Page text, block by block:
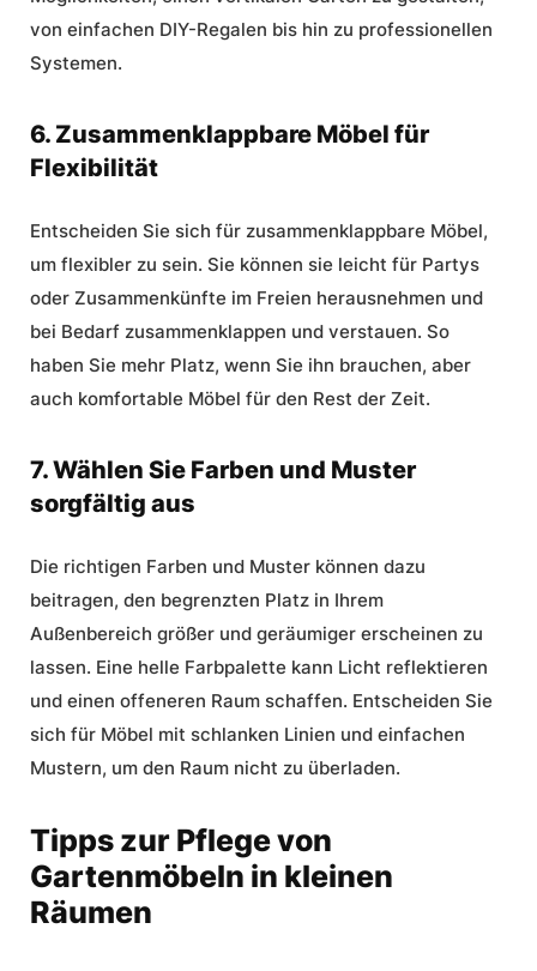
von einfachen DIY-Regalen bis hin zu professionellen
Systemen.
6. Zusammenklappbare Möbel für
Flexibilität
Entscheiden Sie sich für zusammenklappbare Möbel,
um flexibler zu sein. Sie können sie leicht für Partys
oder Zusammenkünfte im Freien herausnehmen und
bei Bedarf zusammenklappen und verstauen. So
haben Sie mehr Platz, wenn Sie ihn brauchen, aber
auch komfortable Möbel für den Rest der Zeit.
7. Wählen Sie Farben und Muster
sorgfältig aus
Die richtigen Farben und Muster können dazu
beitragen, den begrenzten Platz in Ihrem
Außenbereich größer und geräumiger erscheinen zu
lassen. Eine helle Farbpalette kann Licht reflektieren
und einen offeneren Raum schaffen. Entscheiden Sie
sich für Möbel mit schlanken Linien und einfachen
Mustern, um den Raum nicht zu überladen.
Tipps zur Pflege von
Gartenmöbeln in kleinen
Räumen